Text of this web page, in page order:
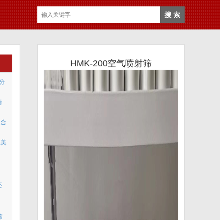
HMK-200空气喷射筛